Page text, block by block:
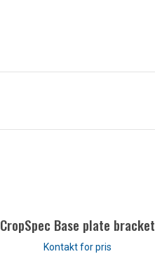
CropSpec Base plate bracket